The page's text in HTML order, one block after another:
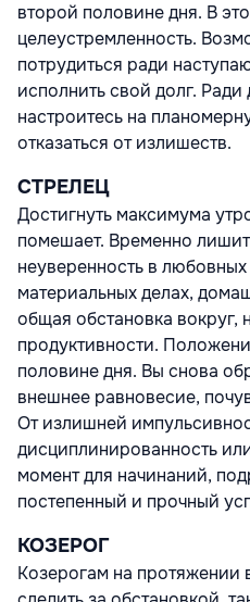
второй половине дня. В
целеустремленность.
потрудиться ради
исполнить свой долг.
настроитесь на
отказаться от излишеств.
СТРЕЛЕЦ
Достигнуть максимума
помешает. Временно
неуверенность в
материальных делах,
общая обстановка вокруг,
продуктивности.
половине дня. Вы снова
внешнее равновесие,
От излишней
дисциплинированность
момент для начинаний,
постепенный и прочный
КОЗЕРОГ
Козерогам на протяжении